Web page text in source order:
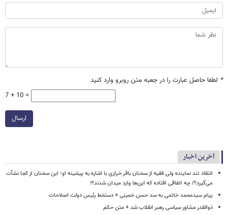
* لطفا حاصل عبارت را در جعبه متن روبرو وارد کنید
7 + 10 =
ارسال
آخرین اخبار
انتقاد تند نماینده ولی فقیه از سخنان باقر خرازی با اشاره به پیشینه او؛ این سخنان از کجا نشأت
می‌گیرد؟/ چه اتفاقی افتاده که این‌ها وارد میدان شدند؟!
پیام سیدمحمد خاتمی به سد حسن خمینی + دستخط رئیس دولت اصلاحات
ذوالقدر مشاور سیاسی رهبر انقلاب شد + متن حکم